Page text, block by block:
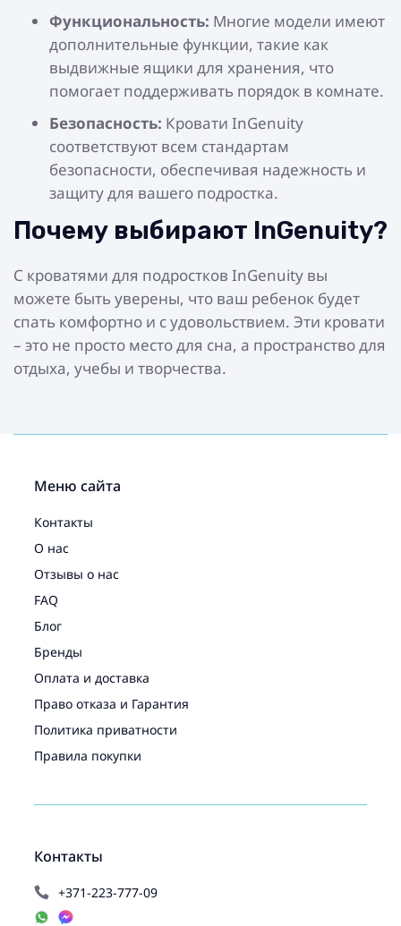
Функциональность: Многие модели имеют
дополнительные функции, такие как
выдвижные ящики для хранения, что
помогает поддерживать порядок в комнате.
Безопасность: Кровати InGenuity
соответствуют всем стандартам
безопасности, обеспечивая надежность и
защиту для вашего подростка.
Почему выбирают InGenuity?
С кроватями для подростков InGenuity вы
можете быть уверены, что ваш ребенок будет
спать комфортно и с удовольствием. Эти кровати
– это не просто место для сна, а пространство для
отдыха, учебы и творчества.
Контакты
+371-223-777-09
Меню сайта
Контакты
О нас
Отзывы о нас
FAQ
Блог
Бренды
Оплата и доставка
Право отказа и Гарантия
Политика приватности
Правила покупки